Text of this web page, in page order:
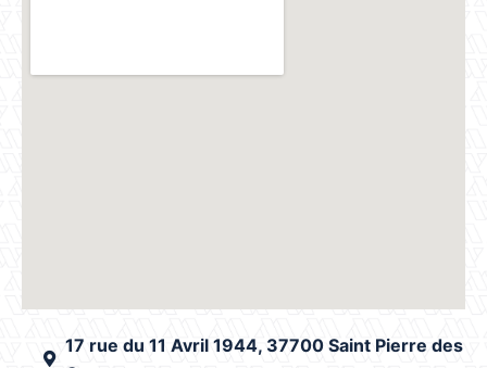
17 rue du 11 Avril 1944, 37700 Saint Pierre des